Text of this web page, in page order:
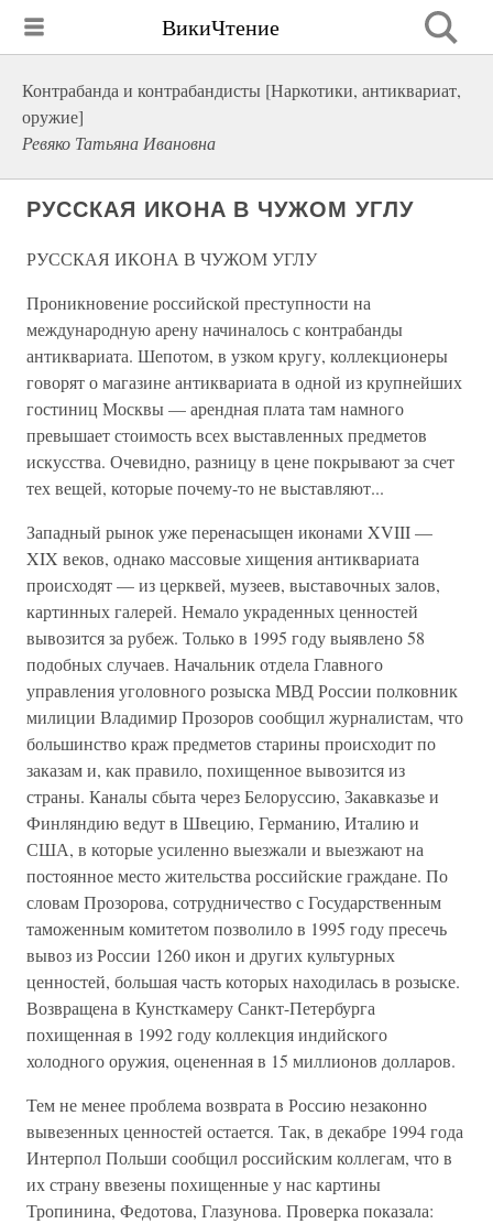
ВикиЧтение
Контрабанда и контрабандисты [Наркотики, антиквариат,
оружие]
Ревяко Татьяна Ивановна
РУССКАЯ ИКОНА В ЧУЖОМ УГЛУ
РУССКАЯ ИКОНА В ЧУЖОМ УГЛУ
Проникновение российской преступности на
международную арену начиналось с контрабанды
антиквариата. Шепотом, в узком кругу, коллекционеры
говорят о магазине антиквариата в одной из крупнейших
гостиниц Москвы — арендная плата там намного
превышает стоимость всех выставленных предметов
искусства. Очевидно, разницу в цене покрывают за счет
тех вещей, которые почему-то не выставляют...
Западный рынок уже перенасыщен иконами XVIII —
XIX веков, однако массовые хищения антиквариата
происходят — из церквей, музеев, выставочных залов,
картинных галерей. Немало украденных ценностей
вывозится за рубеж. Только в 1995 году выявлено 58
подобных случаев. Начальник отдела Главного
управления уголовного розыска МВД России полковник
милиции Владимир Прозоров сообщил журналистам, что
большинство краж предметов старины происходит по
заказам и, как правило, похищенное вывозится из
страны. Каналы сбыта через Белоруссию, Закавказье и
Финляндию ведут в Швецию, Германию, Италию и
США, в которые усиленно выезжали и выезжают на
постоянное место жительства российские граждане. По
словам Прозорова, сотрудничество с Государственным
таможенным комитетом позволило в 1995 году пресечь
вывоз из России 1260 икон и других культурных
ценностей, большая часть которых находилась в розыске.
Возвращена в Кунсткамеру Санкт-Петербурга
похищенная в 1992 году коллекция индийского
холодного оружия, оцененная в 15 миллионов долларов.
Тем не менее проблема возврата в Россию незаконно
вывезенных ценностей остается. Так, в декабре 1994 года
Интерпол Польши сообщил российским коллегам, что в
их страну ввезены похищенные у нас картины
Тропинина, Федотова, Глазунова. Проверка показала: